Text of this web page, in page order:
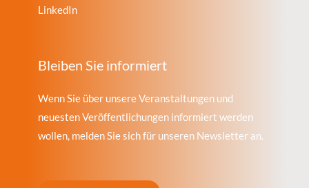
LinkedIn
Bleiben Sie informiert
Wenn Sie über unsere Veranstaltungen und
neuesten Veröffentlichungen informiert werden
wollen, melden Sie sich für unseren Newsletter an.